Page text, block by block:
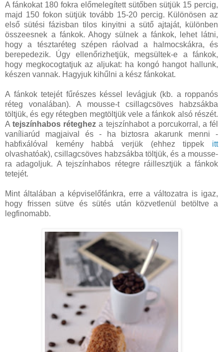
A fánkokat 180 fokra előmelegített sütőben sütjük 15 percig,
majd 150 fokon sütjük tovább 15-20 percig. Különösen az
első sütési fázisban tilos kinyitni a sütő ajtaját, különben
összeesnek a fánkok. Ahogy sülnek a fánkok, lehet látni,
hogy a tésztaréteg szépen ráolvad a halmocskákra, és
berepedezik. Úgy ellenőrizhetjük, megsültek-e a fánkok,
hogy megkocogtatjuk az aljukat: ha kongó hangot hallunk,
készen vannak. Hagyjuk kihűlni a kész fánkokat.
A fánkok tetejét fűrészes késsel levágjuk (kb. a roppanós
réteg vonalában). A mousse-t csillagcsöves habzsákba
töltjük, és egy rétegben megtöltjük vele a fánkok alsó részét.
Atejszínhabos réteghez a tejszínhabot a porcukorral, a fél
vaníliarúd magjaival és - ha biztosra akarunk menni -
habfixálóval kemény habbá verjük (ehhez tippek itt
olvashatóak), csillagcsöves habzsákba töltjük, és a mousse-
ra adagoljuk. A tejszínhabos rétegre ráillesztjük a fánkok
tetejét.
Mint általában a képviselőfánkra, erre a változatra is igaz,
hogy frissen sütve és sütés után közvetlenül betöltve a
legfinomabb.